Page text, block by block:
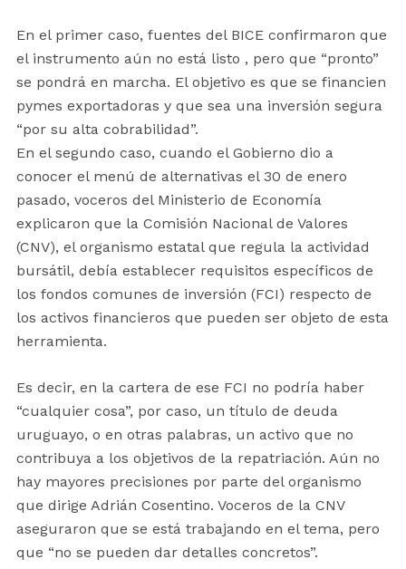
En el primer caso, fuentes del BICE confirmaron que
el instrumento aún no está listo , pero que “pronto”
se pondrá en marcha. El objetivo es que se financien
pymes exportadoras y que sea una inversión segura
“por su alta cobrabilidad”.
En el segundo caso, cuando el Gobierno dio a
conocer el menú de alternativas el 30 de enero
pasado, voceros del Ministerio de Economía
explicaron que la Comisión Nacional de Valores
(CNV), el organismo estatal que regula la actividad
bursátil, debía establecer requisitos específicos de
los fondos comunes de inversión (FCI) respecto de
los activos financieros que pueden ser objeto de esta
herramienta.
Es decir, en la cartera de ese FCI no podría haber
“cualquier cosa”, por caso, un título de deuda
uruguayo, o en otras palabras, un activo que no
contribuya a los objetivos de la repatriación. Aún no
hay mayores precisiones por parte del organismo
que dirige Adrián Cosentino. Voceros de la CNV
aseguraron que se está trabajando en el tema, pero
que “no se pueden dar detalles concretos”.